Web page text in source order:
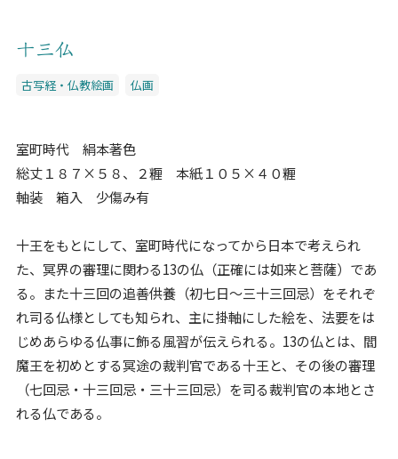
十三仏
古写経・仏教絵画 仏画
室町時代 絹本著色
総丈１８７×５８、２糎 本紙１０５×４０糎
軸装 箱入 少傷み有
十王をもとにして、室町時代になってから日本で考えられ
た、冥界の審理に関わる13の仏（正確には如来と菩薩）であ
る。また十三回の追善供養（初七日〜三十三回忌）をそれぞ
れ司る仏様としても知られ、主に掛軸にした絵を、法要をは
じめあらゆる仏事に飾る風習が伝えられる。13の仏とは、閻
魔王を初めとする冥途の裁判官である十王と、その後の審理
（七回忌・十三回忌・三十三回忌）を司る裁判官の本地とさ
れる仏である。